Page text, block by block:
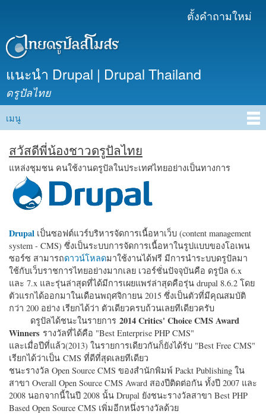
เนื้อหา
ตั้งคำถามใหม่
แนะนำ Drupal | Drupal Thailand
ดรูปัลไทย
Main menu
เมนู
สวัสดีพี่น้องชาวดรูปัลไทย
แหล่งชุมชน คนใช้งานดรูปัลในประเทศไทยอย่างเป็นทางการ
Drupal เป็นซอฟต์แวร์บริหารจัดการเนื้อหาเว็บ (content management
system - CMS) ซึ่งเป็นระบบการจัดการเนื้อหาในรูปแบบของโอเพน
ซอร์ซ สามารถดาวน์โหลดมาใช้งานได้ฟรี มีการนำระบบดรูปัลมา
ใช้กับเว็บราชการไทยอย่างมากเลย เวอร์ชั่นปัจจุบันคือ ดรูปัล 6.x
และ 7.x และรุ่นล่าสุดที่ได้มีการเผยแพร่ล่าสุดคือรุ่น drupal 8.6.2 โดย
ตัวแรกได้ออกมาในเดือนพฤศจิกายน 2015 ซึ่งเป็นตัวที่มีคุณสมบัติ
กว่า 200 อย่าง เรียกได้ว่า ตัวเดียวครบถ้วนเลยทีเดียวครับ
ดรูปัลได้ชนะในรายการ 2014 Critics' Choice CMS Award
Winners รางวัลที่ได้คือ "Best Enterprise PHP CMS"
และเมื่อปีที่แล้ว(2013) ในรายการเดียวกันก็ยังได้รับ "Best Free CMS"
เรียกได้ว่าเป็น CMS ที่ดีที่สุดเลยทีเดียว
ชนะรางวัล Open Source CMS ของสำนักพิมพ์ Packt Publishing ใน
สาขา Overall Open Source CMS Award สองปีติดต่อกัน ทั้งปี 2007 และ
2008 นอกจากนี้ในปี 2008 นั้น Drupal ยังชนะรางวัลสาขา Best PHP
Based Open Source CMS เพิ่มอีกหนึ่งรางวัลด้วย